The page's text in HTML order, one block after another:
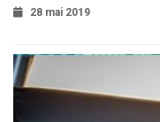
28 mai 2019